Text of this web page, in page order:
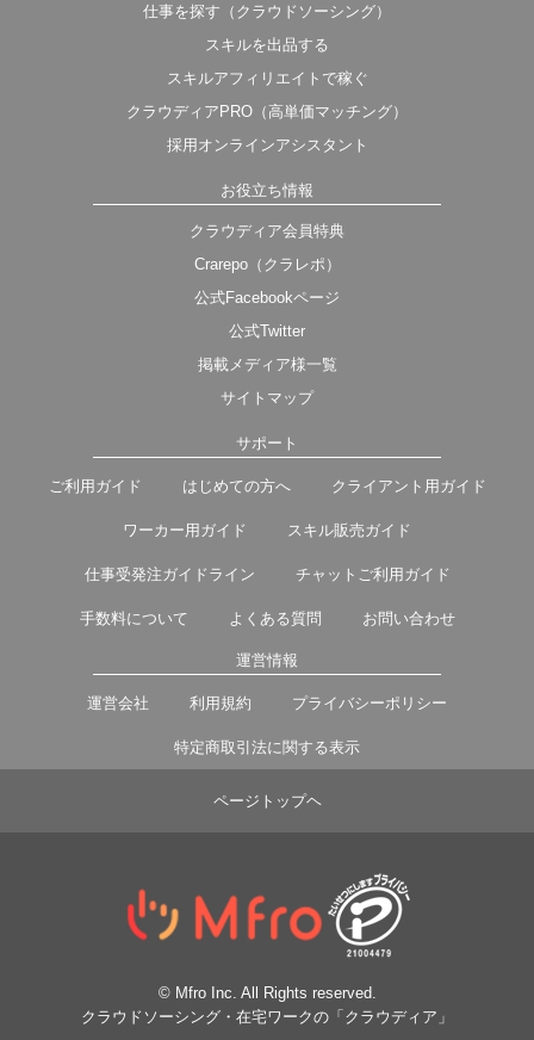
仕事を探す（クラウドソーシング）
スキルを出品する
スキルアフィリエイトで稼ぐ
クラウディアPRO（高単価マッチング）
採用オンラインアシスタント
お役立ち情報
クラウディア会員特典
Crarepo（クラレポ）
公式Facebookページ
公式Twitter
掲載メディア様一覧
サイトマップ
サポート
ご利用ガイド はじめての方へ クライアント用ガイド
ワーカー用ガイド スキル販売ガイド
仕事受発注ガイドライン チャットご利用ガイド
手数料について よくある質問 お問い合わせ
運営情報
運営会社 利用規約 プライバシーポリシー
特定商取引法に関する表示
ページトップヘ
© Mfro Inc. All Rights reserved.
クラウドソーシング・在宅ワークの「クラウディア」